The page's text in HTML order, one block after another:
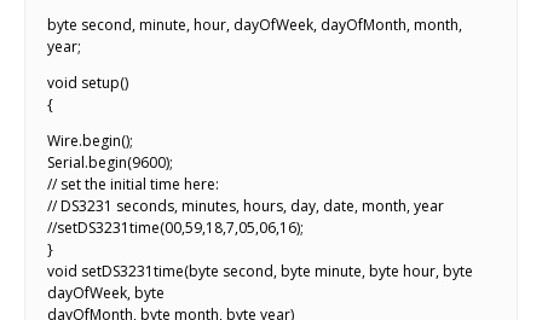
byte second, minute, hour, dayOfWeek, dayOfMonth, month,
year;
void setup()
{
Wire.begin();
Serial.begin(9600);
// set the initial time here:
// DS3231 seconds, minutes, hours, day, date, month, year
//setDS3231time(00,59,18,7,05,06,16);
}
void setDS3231time(byte second, byte minute, byte hour, byte
dayOfWeek, byte
dayOfMonth, byte month, byte year)